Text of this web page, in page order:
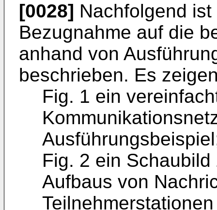
[0028] Nachfolgend
Bezugnahme auf die
anhand von
beschrieben. Es
Fig. 1 ein
Fig. 2 ein
Aufbaus von